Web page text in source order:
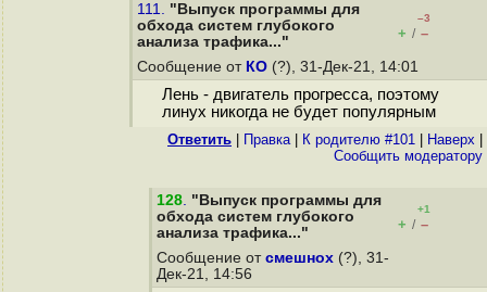
111. "Выпуск программы для
обхода систем глубокого
анализа трафика..."
–3
+ / –
Сообщение от КО (?), 31-Дек-21, 14:01
Лень - двигатель прогресса, поэтому
линух никогда не будет популярным
Ответить Правка| К родителю #101 Наверх
Cообщить модератору
128. "Выпуск программы для
обхода систем глубокого
анализа трафика..."
+1
+ / –
Сообщение от смешнох (?), 31-
Дек-21, 14:56